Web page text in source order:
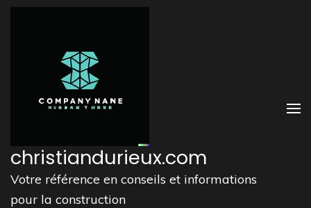
Aller
christiandurieux.com
Votre référence en conseils et informations
pour la construction